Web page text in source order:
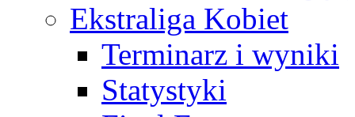
Ekstraliga Kobiet
Terminarz i wyniki
Statystyki